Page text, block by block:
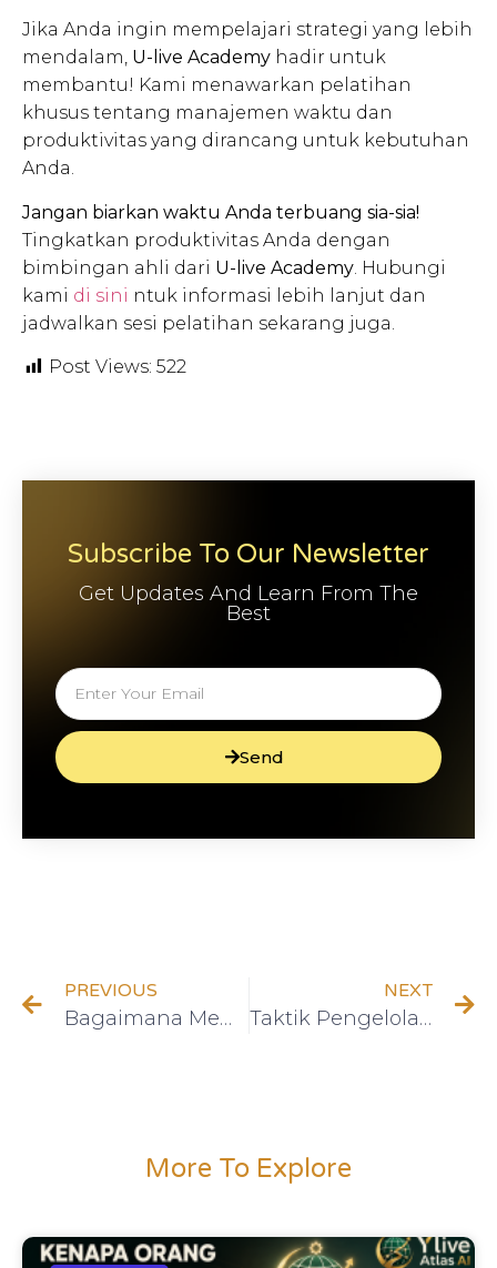
Jika Anda ingin mempelajari strategi yang lebih
mendalam, U-live Academy hadir untuk
membantu! Kami menawarkan pelatihan
khusus tentang manajemen waktu dan
produktivitas yang dirancang untuk kebutuhan
Anda.
Jangan biarkan waktu Anda terbuang sia-sia!
Tingkatkan produktivitas Anda dengan
bimbingan ahli dari U-live Academy . Hubungi
kami di sini ntuk informasi lebih lanjut dan
jadwalkan sesi pelatihan sekarang juga.
Post Views: 522
Subscribe To Our Newsletter
Get Updates And Learn From The
Best
Send
PREVIOUS
Bagaimana Memulai Investasi untuk Pemula: 8 Langkah yang Harus Diketahui
NEXT
Taktik Pengelolaan Keuangan untuk Masa Depan Finansial Lebih Cerah
More To Explore